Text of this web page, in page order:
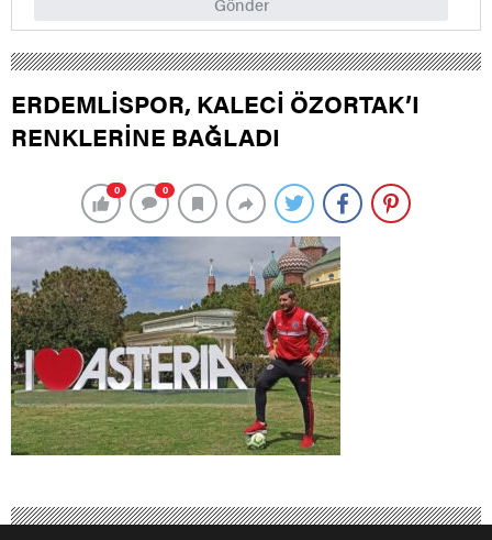
ERDEMLİSPOR, KALECİ ÖZORTAK’I
RENKLERİNE BAĞLADI
0 0